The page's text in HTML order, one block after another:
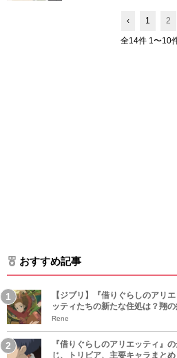
‹ 1 2
全14件 1〜10
おすすめ記事
【ジブリ】『借りぐらしのアリ
ッティたちの新たな住処は？翔
Rene
『借りぐらしのアリエッティ』
じ、トリビア、主要キャラまとめ